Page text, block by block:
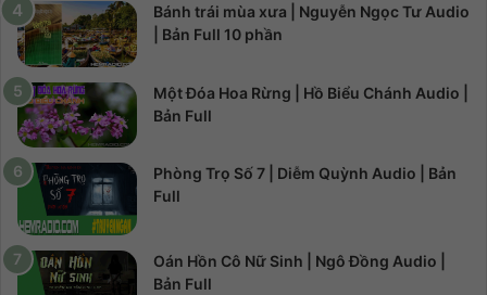
Bánh trái mùa xưa | Nguyễn Ngọc Tư Audio
| Bản Full 10 phần
Một Đóa Hoa Rừng | Hồ Biểu Chánh Audio |
Bản Full
Phòng Trọ Số 7 | Diễm Quỳnh Audio | Bản
Full
Oán Hồn Cô Nữ Sinh | Ngô Đồng Audio |
Bản Full